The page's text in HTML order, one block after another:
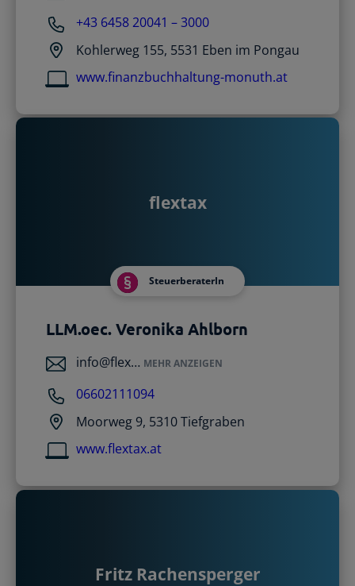
+43 6458 20041 – 3000
Kohlerweg 155, 5531 Eben im Pongau
www.finanzbuchhaltung-monuth.at
flextax
SteuerberaterIn
LLM.oec. Veronika Ahlborn
info@flex… MEHR ANZEIGEN
06602111094
Moorweg 9, 5310 Tiefgraben
www.flextax.at
Fritz Rachensperger